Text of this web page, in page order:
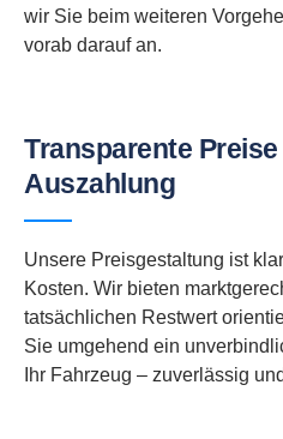
wir Sie beim weiteren
vorab darauf an.
Transparente
Auszahlung
Unsere Preisgestaltung ist
Kosten. Wir bieten
tatsächlichen Restwert
Sie umgehend ein
Ihr Fahrzeug – zuverlässig